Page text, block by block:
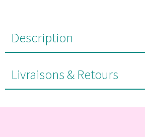
Description
Livraisons & Retours